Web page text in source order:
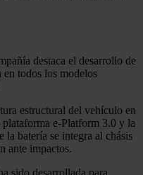
destaca el desarrollo de
todos los modelos
estructural del vehículo en
plataforma e-Platform 3.0 y la
batería se integra al chásis
ante impactos.